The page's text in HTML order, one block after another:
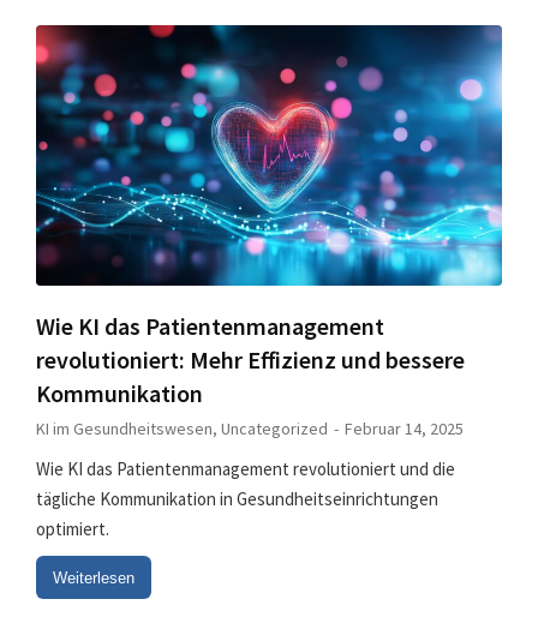
Wie KI das Patientenmanagement
revolutioniert: Mehr Effizienz und bessere
Kommunikation
KI im Gesundheitswesen, Uncategorized Februar 14, 2025
Wie KI das Patientenmanagement revolutioniert und die
tägliche Kommunikation in Gesundheitseinrichtungen
optimiert.
Weiterlesen